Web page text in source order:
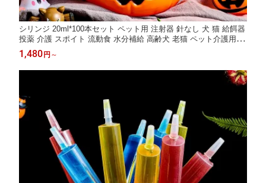
シリンジ 20ml*100本セット ペット用 注射器 針なし 犬 猫 給餌器
投薬 介護 スポイト 流動食 水分補給 高齢犬 老猫 ペット介護用品
送料無料
1,480円 ～